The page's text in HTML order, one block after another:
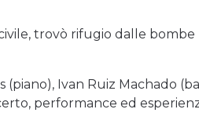
trovò rifugio dalle bombe
Ivan Ruiz Machado
performance ed